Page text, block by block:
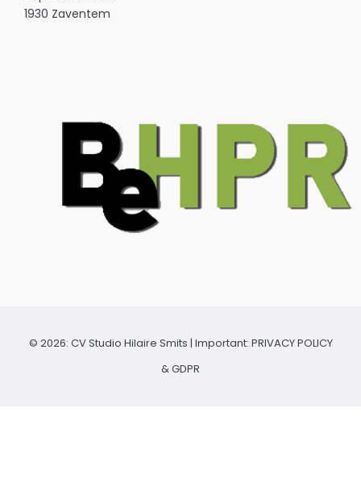
1930 Zaventem
© 2026: CV Studio Hilaire Smits | Important: PRIVACY POLICY
& GDPR